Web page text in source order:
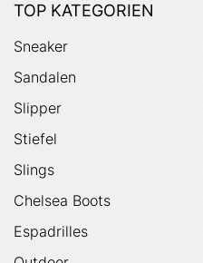
TOP KATEGORIEN
Sneaker
Sandalen
Slipper
Stiefel
Slings
Chelsea Boots
Espadrilles